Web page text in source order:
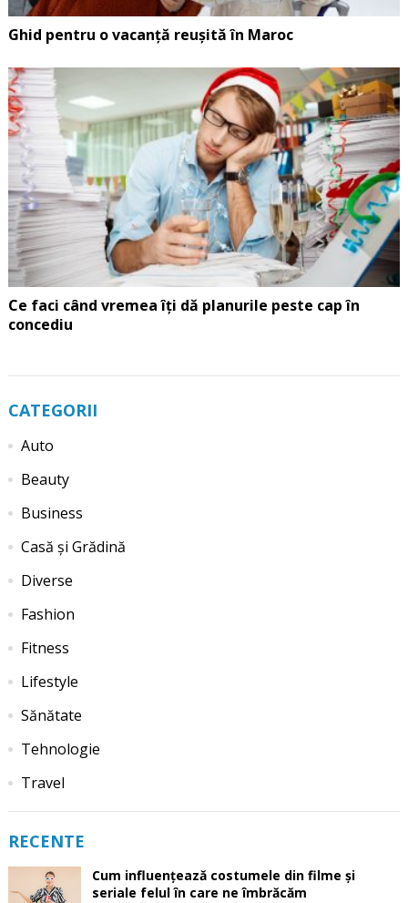
Ghid pentru o vacanță reușită în Maroc
Ce faci când vremea îți dă planurile peste cap în
concediu
CATEGORII
Auto
Beauty
Business
Casă și Grădină
Diverse
Fashion
Fitness
Lifestyle
Sănătate
Tehnologie
Travel
RECENTE
Cum influențează costumele din filme și
seriale felul în care ne îmbrăcăm